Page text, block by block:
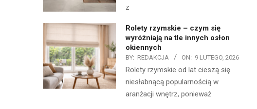
z
Rolety rzymskie – czym się
wyróżniają na tle innych osłon
okiennych
BY: REDAKCJA ON: 9 LUTEGO, 2026
Rolety rzymskie od lat cieszą się
niesłabnącą popularnością w
aranżacji wnętrz, ponieważ